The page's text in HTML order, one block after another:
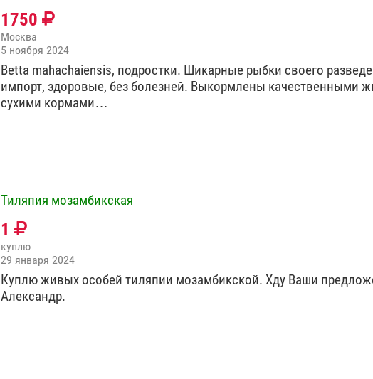
1750
Москва
5 ноября 2024
Betta mahachaiensis, подростки. Шикарные рыбки своего
импорт, здоровые, без болезней. Выкормлены качественными
сухими кормами…
Тиляпия мозамбикская
1
куплю
29 января 2024
Куплю живых особей тиляпии мозамбикской. Хду Ваши
Александр.